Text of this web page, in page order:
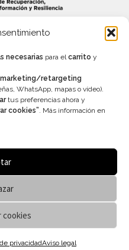
necesarias para elcarrito y
marketing/retargeting
WhatsApp, mapas o vídeo).
tus preferencias ahora y
cookies”. Más información en
cookies
privacidadAviso legal
salvo error
2026